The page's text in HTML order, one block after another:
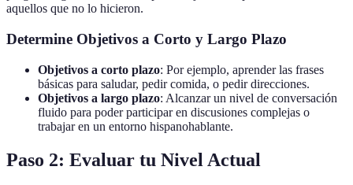
aquellos que no lo hicieron.
Determine Objetivos a Corto y Largo Plazo
Objetivos a corto plazo: Por ejemplo, aprender las frases
básicas para saludar, pedir comida, o pedir direcciones.
Objetivos a largo plazo: Alcanzar un nivel de conversación
fluido para poder participar en discusiones complejas o
trabajar en un entorno hispanohablante.
Paso 2: Evaluar tu Nivel Actual